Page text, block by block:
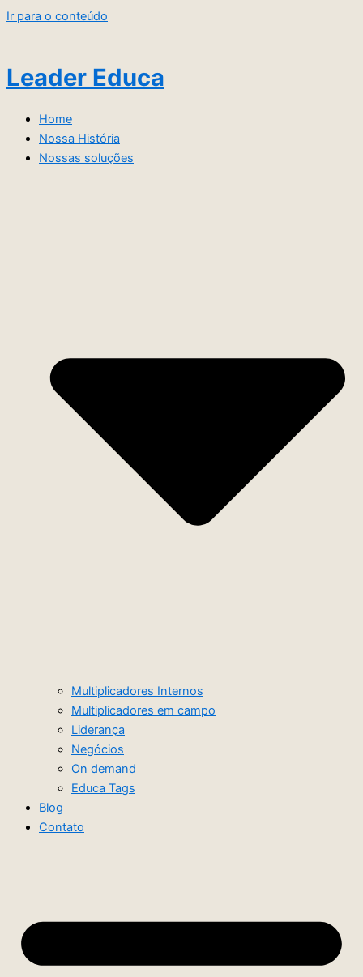
Ir para o conteúdo
Leader Educa
Home
Nossa História
Nossas soluções
Multiplicadores Internos
Multiplicadores em campo
Liderança
Negócios
On demand
Educa Tags
Blog
Contato